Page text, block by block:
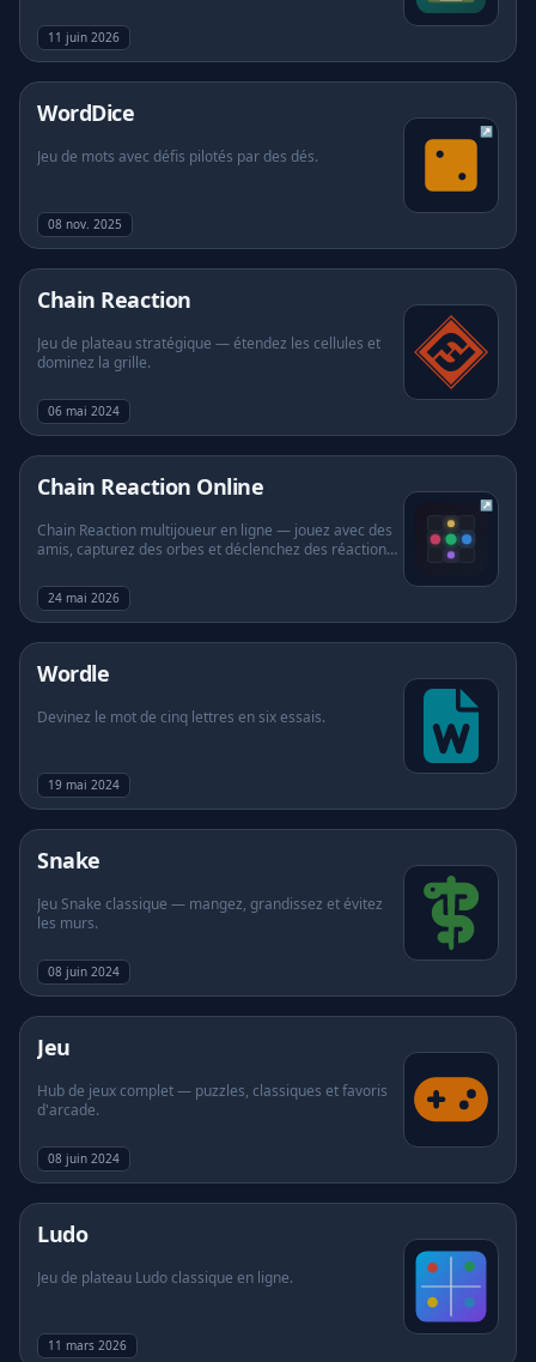
11 juin 2026
WordDice(s'ouvre dans un nouvel onglet)
Jeu de mots avec défis pilotés par des dés.
08 nov. 2025
↗
Chain Reaction
Jeu de plateau stratégique — étendez les cellules et
dominez la grille.
06 mai 2024
Chain Reaction Online(s'ouvre dans un nouvel
Chain Reaction multijoueur en ligne — jouez avec des
amis, capturez des orbes et déclenchez des réactions
24 mai 2026
↗
Wordle
Devinez le mot de cinq lettres en six essais.
19 mai 2024
Snake
Jeu Snake classique — mangez, grandissez et évitez
les murs.
08 juin 2024
Jeu
Hub de jeux complet — puzzles, classiques et favoris
d'arcade.
08 juin 2024
Ludo
Jeu de plateau Ludo classique en ligne.
11 mars 2026